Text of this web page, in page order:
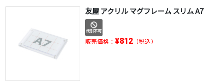
友屋 アクリル マグフレーム スリム A7
販売価格： ¥812（税込）